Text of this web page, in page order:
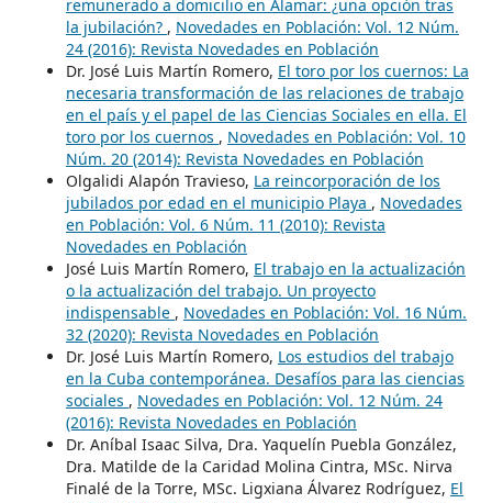
remunerado a domicilio en Alamar: ¿una opción tras
la jubilación? , Novedades en Población: Vol. 12 Núm.
24 (2016): Revista Novedades en Población
Dr. José Luis Martín Romero, El toro por los cuernos: La
necesaria transformación de las relaciones de trabajo
en el país y el papel de las Ciencias Sociales en ella. El
toro por los cuernos , Novedades en Población: Vol. 10
Núm. 20 (2014): Revista Novedades en Población
Olgalidi Alapón Travieso, La reincorporación de los
jubilados por edad en el municipio Playa , Novedades
en Población: Vol. 6 Núm. 11 (2010): Revista
Novedades en Población
José Luis Martín Romero, El trabajo en la actualización
o la actualización del trabajo. Un proyecto
indispensable , Novedades en Población: Vol. 16 Núm.
32 (2020): Revista Novedades en Población
Dr. José Luis Martín Romero, Los estudios del trabajo
en la Cuba contemporánea. Desafíos para las ciencias
sociales , Novedades en Población: Vol. 12 Núm. 24
(2016): Revista Novedades en Población
Dr. Aníbal Isaac Silva, Dra. Yaquelín Puebla González,
Dra. Matilde de la Caridad Molina Cintra, MSc. Nirva
Finalé de la Torre, MSc. Ligxiana Álvarez Rodríguez, El